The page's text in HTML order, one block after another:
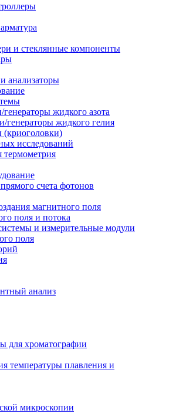
и стеклянные компоненты
анализаторы
жидкого азота
генераторы жидкого гелия
(криоголовки)
исследований
термометрия
счета фотонов
магнитного поля
поля и потока
и измерительные модули
поля
анализ
для хроматографии
температуры плавления и
микроскопии